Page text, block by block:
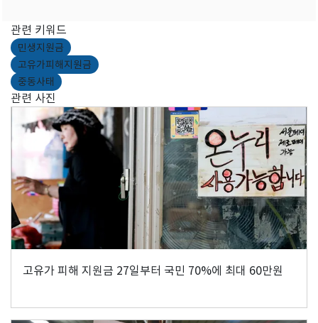
관련 키워드
민생지원금
고유가피해지원금
중동사태
관련 사진
고유가 피해 지원금 27일부터 국민 70%에 최대 60만원